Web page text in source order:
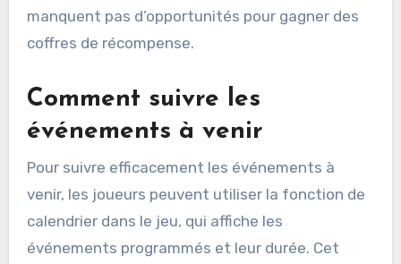
manquent pas d’opportunités pour gagner des
coffres de récompense.
Comment suivre les
événements à venir
Pour suivre efficacement les événements à
venir, les joueurs peuvent utiliser la fonction de
calendrier dans le jeu, qui affiche les
événements programmés et leur durée. Cet